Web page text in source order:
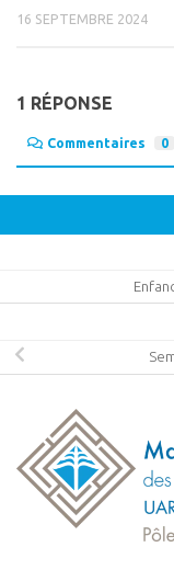
16 SEPTEMBRE 2024
1 RÉPONSE
Commentaires 0